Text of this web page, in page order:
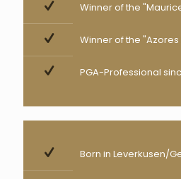
Winner of the
Winner of the "Azores
PGA-Professional
Born in Leverkusen/